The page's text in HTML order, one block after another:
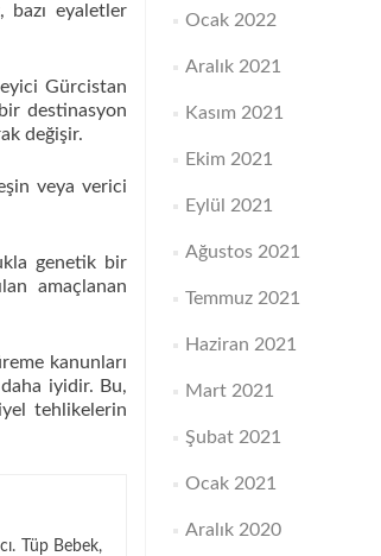
bazı eyaletler
Gürcistan
destinasyon
değişir.
eşin veya verici
genetik bir
amaçlanan
kanunları
daha iyidir. Bu,
tehlikelerin
Tüp Bebek,
Ocak 2022
Aralık 2021
Kasım 2021
Ekim 2021
Eylül 2021
Ağustos 2021
Temmuz 2021
Haziran 2021
Mart 2021
Şubat 2021
Ocak 2021
Aralık 2020